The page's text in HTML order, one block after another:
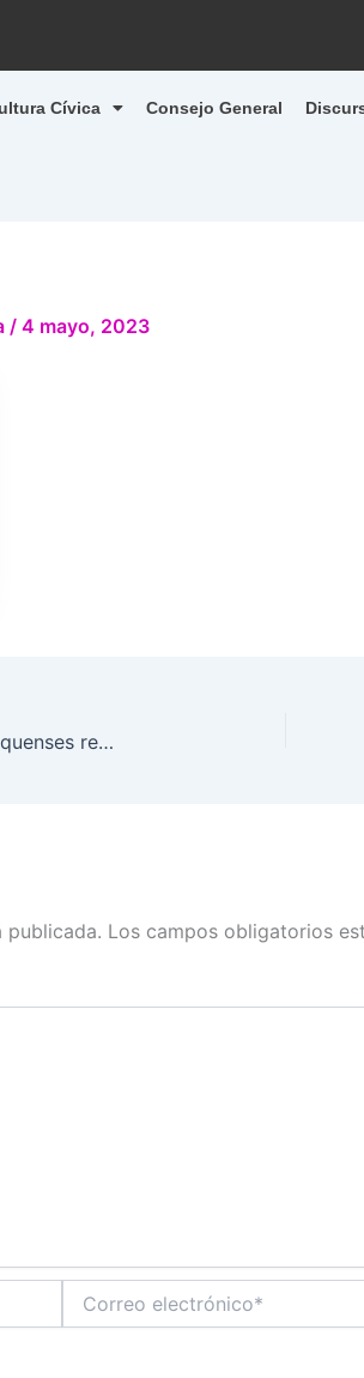
Cívica Consejo General
/ 4 mayo, 2023
Foro Estatal Toluca. El ciclo migratorio de mexiquenses residentes en el extranjero: futuro y alcances de la participación ciudadana y el ejercicio de sus derechos político electorales
publicada. Los campos obligatorios
electrónico*